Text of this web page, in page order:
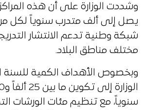
وشددت الوزارة على أن هذه
يصل إلى ألف متدرب سنوياً لكل
شبكة وطنية تدعم الانتشار
مختلف مناطق البلاد.
وبخصوص الأهداف الكمية للسنة
سنوياً، مع تنظيم مئات الورشات